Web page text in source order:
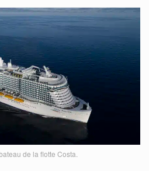
de la flotte Costa.